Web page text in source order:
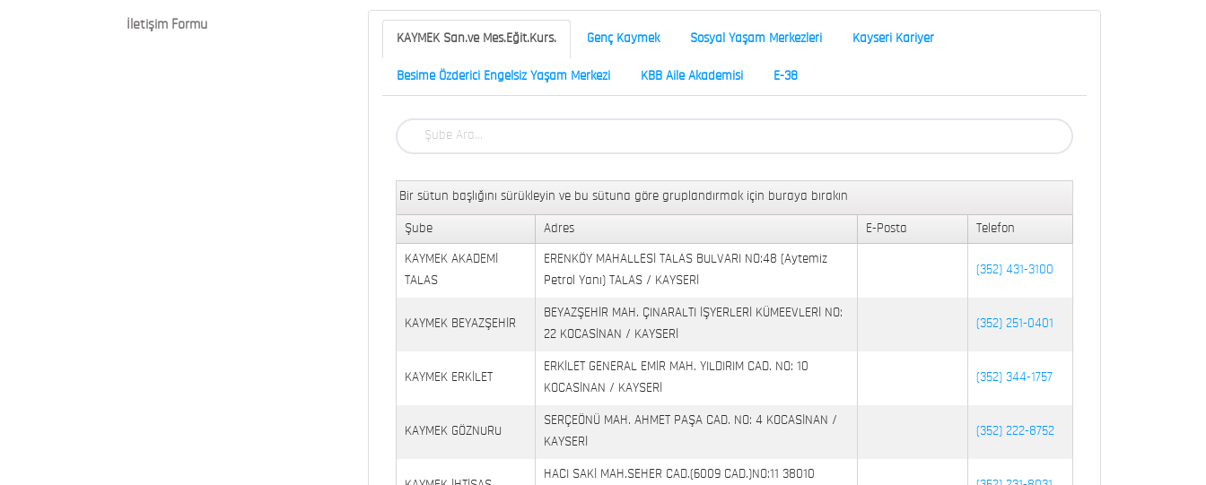
İletişim Formu
KAYMEK San.ve Mes.Eğit.Kurs. Genç Kaymek Sosyal Yaşam Merkezleri Kayseri Kariyer
Besime Özderici Engelsiz Yaşam Merkezi KBB Aile Akademisi E-38
Bir sütun başlığını sürükleyin ve bu sütuna göre gruplandırmak için buraya bırakın
Şube Adres E-Posta Telefon
KAYMEK AKADEMİ
TALAS
ERENKÖY MAHALLESİ TALAS BULVARI NO:48 (Aytemiz
Petrol Yanı) TALAS / KAYSERİ
(352) 431-3100
KAYMEK BEYAZŞEHİR
BEYAZŞEHİR MAH. ÇINARALTI İŞYERLERİ KÜMEEVLERİ NO:
22 KOCASİNAN / KAYSERİ
(352) 251-0401
KAYMEK ERKİLET
ERKİLET GENERAL EMİR MAH. YILDIRIM CAD. NO: 10
KOCASİNAN / KAYSERİ
(352) 344-1757
KAYMEK GÖZNURU
SERÇEÖNÜ MAH. AHMET PAŞA CAD. NO: 4 KOCASİNAN /
KAYSERİ
(352) 222-8752
HACI SAKİ MAH.SEHER CAD.(6009 CAD.)NO:11 38010